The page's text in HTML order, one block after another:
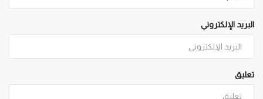
البريد الإلكتروني
تعليق